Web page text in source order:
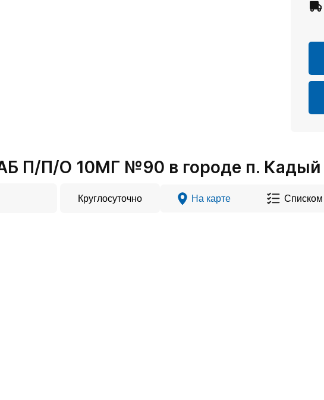
П/П/О 10МГ №90 в городе п. Кадый
Круглосуточно На карте Списком